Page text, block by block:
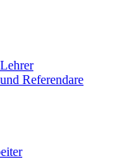
Referendare